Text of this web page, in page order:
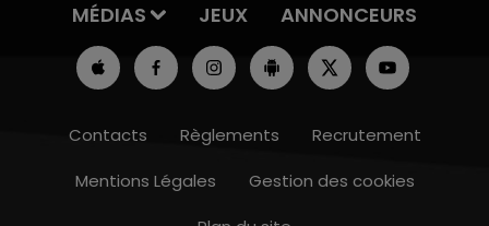
MÉDIAS
JEUX ANNONCEURS
Contacts Règlements
Recrutement
Mentions Légales
Gestion des cookies